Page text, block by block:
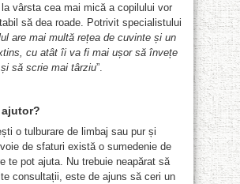
vârsta cea mai mică a copilului vor
să dea roade. Potrivit specialistului
are mai multă rețea de cuvinte și un
cu atât îi va fi mai ușor să învețe
să scrie mai târziu”.
ajutor?
o tulburare de limbaj sau pur și
de sfaturi există o sumedenie de
te pot ajuta. Nu trebuie neapărat să
consultații, este de ajuns să ceri un